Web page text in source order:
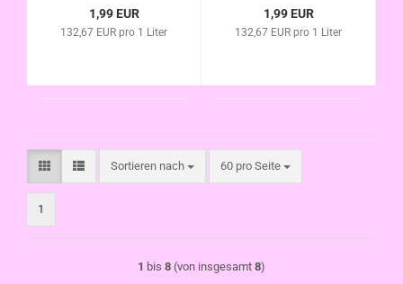
Chip u.
Füllstandsanzeige
1,99 EUR
132,67 EUR pro 1 Liter
Füllstandsanzeige
1,99 EUR
132,67 EUR pro 1 Liter
Sortieren nach
Sortieren nach 60 pro Seite
pro Seite
1
1 bis 8 (von insgesamt 8)